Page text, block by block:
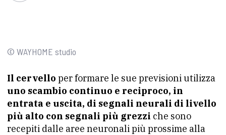
© WAYHOME studio
Il cervello per formare le sue previsioni utilizza
uno scambio continuo e reciproco, in
entrata e uscita, di segnali neurali di livello
più alto con segnali più grezzi che sono
recepiti dalle aree neuronali più prossime alla